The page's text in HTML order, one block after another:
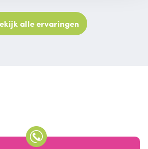
alle ervaringen